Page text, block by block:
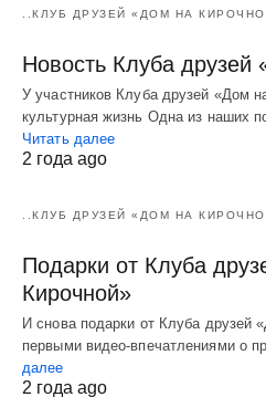
..КЛУБ ДРУЗЕЙ «ДОМ НА
Новость Клуба друзей
У участников Клуба друзей «Дом
культурная жизнь Одна из наших
Читать далее
2 года ago
..КЛУБ ДРУЗЕЙ «ДОМ НА
Подарки от Клуба
Кирочной»
И снова подарки от Клуба друзей
первыми видео-впечатлениями о
далее
2 года ago